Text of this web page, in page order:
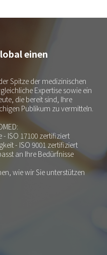
einen
Spitze der medizinischen
Expertise sowie ein
die bereit sind, Ihre
Publikum zu vermitteln.
ISO 17100 zertifiziert
- ISO 9001 zertifiziert
an Ihre Bedürfnisse
wie wir Sie unterstützen